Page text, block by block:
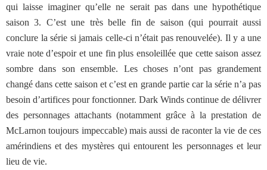
qui laisse imaginer qu’elle ne serait pas dans une hypothétique
saison 3. C’est une très belle fin de saison (qui pourrait aussi
conclure la série si jamais celle-ci n’était pas renouvelée). Il y a une
vraie note d’espoir et une fin plus ensoleillée que cette saison assez
sombre dans son ensemble. Les choses n’ont pas grandement
changé dans cette saison et c’est en grande partie car la série n’a pas
besoin d’artifices pour fonctionner. Dark Winds continue de délivrer
des personnages attachants (notamment grâce à la prestation de
McLarnon toujours impeccable) mais aussi de raconter la vie de ces
amérindiens et des mystères qui entourent les personnages et leur
lieu de vie.